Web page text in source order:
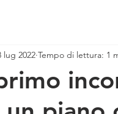
lug 2022 Tempo di lettura: 1